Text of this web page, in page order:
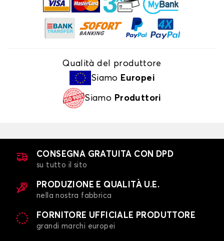
Qualità del produttore
Siamo Europei
Siamo Produttori
CONSEGNA GRATUITA CON DPD
su tutto il sito
PRODUZIONE E QUALITÀ U.E.
nella nostra fabbrica
FORNITORE UFFICIALE PRODUTTORE
grandi marchi europei